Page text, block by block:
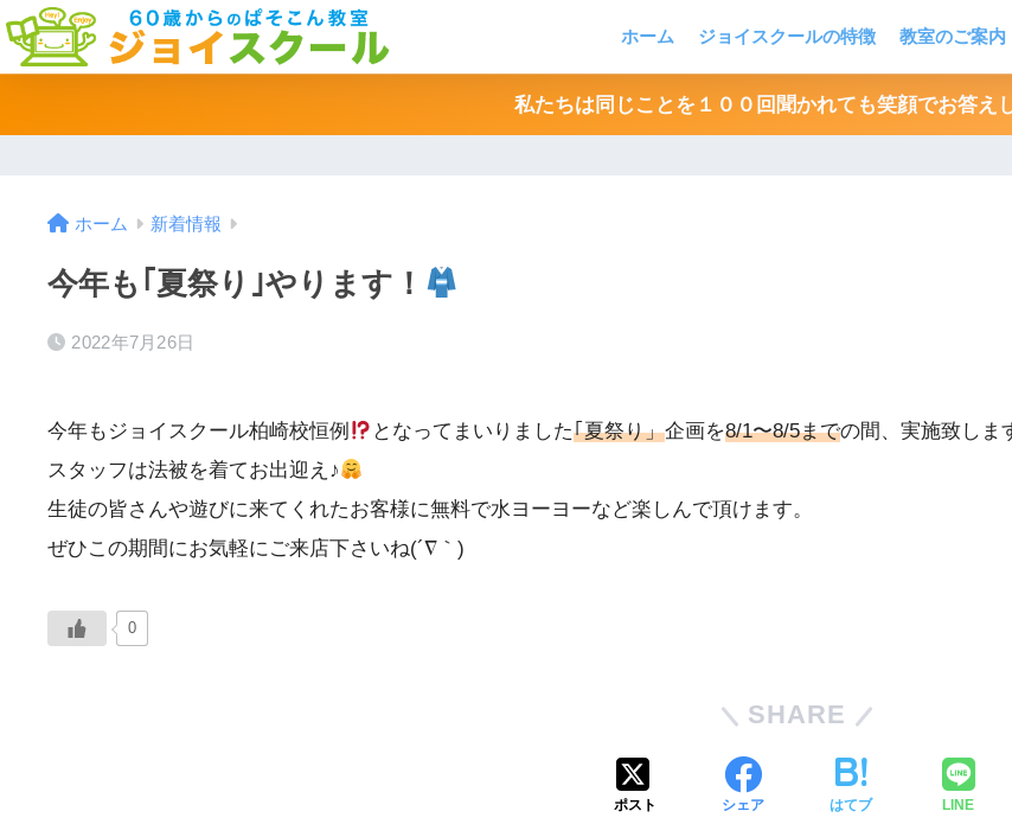
ホーム ジョイスクールの特徴 教室のご案内
私たちは同じことを１００回聞かれても笑顔でお答え
ホーム 新着情報
今年も｢夏祭り｣やります！
2022年7月26日
今年もジョイスクール柏崎校恒例 となってまいりました｢夏祭り」企画を8/1〜8/5までの間、実施致しま
スタッフは法被を着てお出迎え♪
生徒の皆さんや遊びに来てくれたお客様に無料で水ヨーヨーなど楽しんで頂けます。
ぜひこの期間にお気軽にご来店下さいね(´∇｀)
0
SHARE
ポスト シェア はてブ LINE